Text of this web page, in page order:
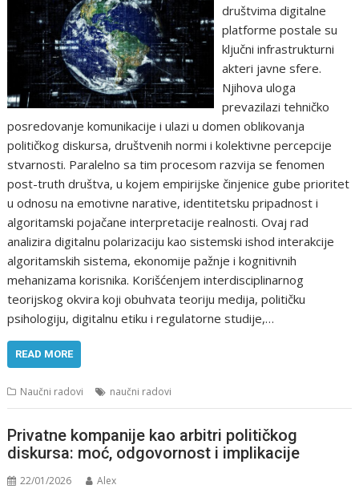
društvima digitalne
platforme postale su
ključni infrastrukturni
akteri javne sfere.
Njihova uloga
prevazilazi tehničko
posredovanje komunikacije i ulazi u domen oblikovanja
političkog diskursa, društvenih normi i kolektivne percepcije
stvarnosti. Paralelno sa tim procesom razvija se fenomen
post-truth društva, u kojem empirijske činjenice gube prioritet
u odnosu na emotivne narative, identitetsku pripadnost i
algoritamski pojačane interpretacije realnosti. Ovaj rad
analizira digitalnu polarizaciju kao sistemski ishod interakcije
algoritamskih sistema, ekonomije pažnje i kognitivnih
mehanizama korisnika. Korišćenjem interdisciplinarnog
teorijskog okvira koji obuhvata teoriju medija, političku
psihologiju, digitalnu etiku i regulatorne studije,…
READ MORE
Naučni radovi naučni radovi
Privatne kompanije kao arbitri političkog
diskursa: moć, odgovornost i implikacije
22/01/2026 Alex